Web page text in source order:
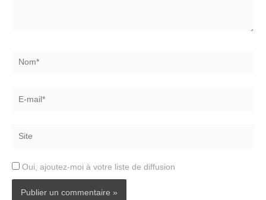
mail*
Oui, ajoutez-moi à votre liste de diffusion